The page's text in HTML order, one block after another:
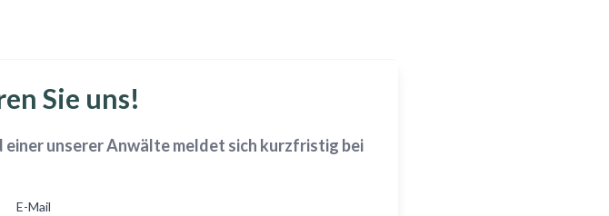
Sie uns!
unserer Anwälte meldet sich kurzfristig bei
E-Mail